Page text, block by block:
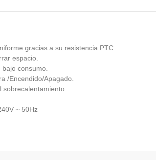
gracias a su resistencia PTC.
espacio.
consumo.
/Encendido/Apagado.
~ 50Hz